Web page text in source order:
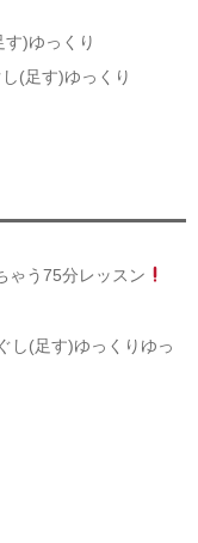
)ゆっくり
(足す)ゆっくり
ゃう75分レッスン
(足す)ゆっくりゆっ